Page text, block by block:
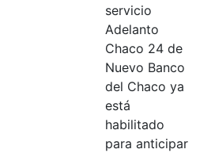
servicio
Adelanto
Chaco 24 de
Nuevo Banco
del Chaco ya
está
habilitado
para anticipar